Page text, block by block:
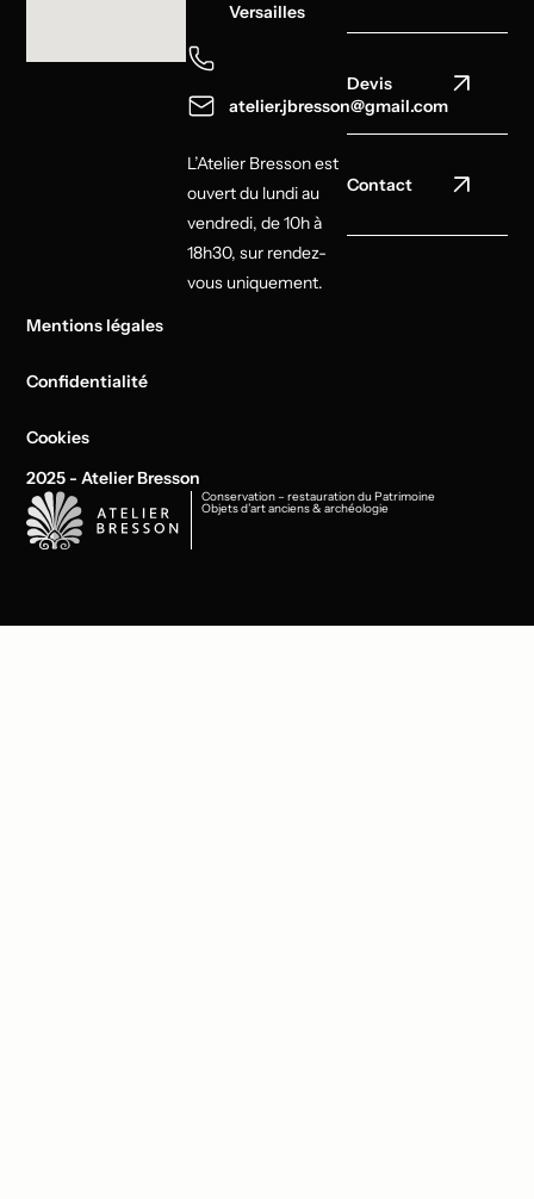
Versailles
atelier.jbresson@gmail.com
L’Atelier Bresson est
ouvert du lundi au
vendredi, de 10h à
18h30, sur rendez-
vous uniquement.
Devis
Contact
Conservation – restauration du Patrimoine
Objets d’art anciens & archéologie
Mentions légales
Confidentialité
Cookies
2025 - Atelier Bresson